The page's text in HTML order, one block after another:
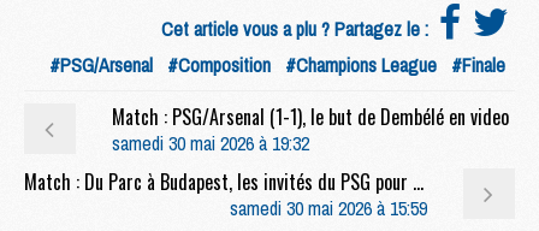
Cet article vous a plu ? Partagez le :
#PSG/Arsenal #Composition #Champions League #Finale
Match : PSG/Arsenal (1-1), le but de Dembélé en video
samedi 30 mai 2026 à 19:32
Match : Du Parc à Budapest, les invités du PSG pour la finale face à Arsenal
samedi 30 mai 2026 à 15:59